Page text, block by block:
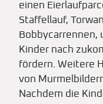
einen
Staffellauf,
Bobbycarrennen,
Kinder nach
fördern. Weitere
von
Nachdem die